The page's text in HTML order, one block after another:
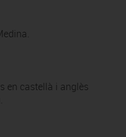
en castellà i anglès